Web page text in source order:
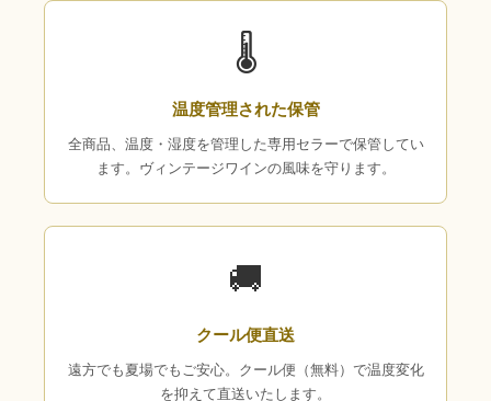
🌡
温度管理された保管
全商品、温度・湿度を管理した専用セラーで保管してい
ます。ヴィンテージワインの風味を守ります。
🚚
クール便直送
遠方でも夏場でもご安心。クール便（無料）で温度変化
を抑えて直送いたします。